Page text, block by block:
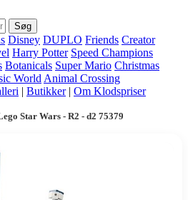
Søg
Disney DUPLO Friends Creator
Harry Potter Speed Champions
Botanicals Super Mario Christmas
World Animal Crossing
| Butikker | Om Klodspriser
Star Wars - R2 - d2 75379